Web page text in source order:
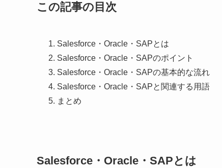
この記事の目次
Salesforce・Oracle・SAPとは
Salesforce・Oracle・SAPのポイント
Salesforce・Oracle・SAPの基本的な流れ
Salesforce・Oracle・SAPと関連する用語
まとめ
Salesforce・Oracle・SAPとは